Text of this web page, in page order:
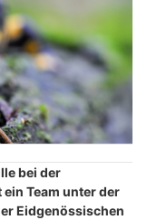
bei der
Team unter der
Eidgenössischen